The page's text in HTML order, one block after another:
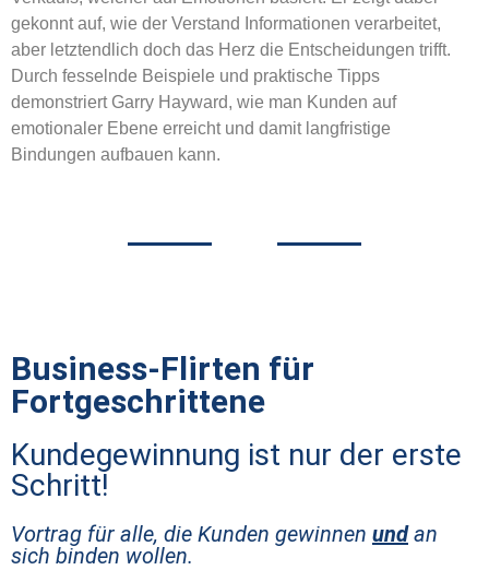
gekonnt auf, wie der Verstand Informationen verarbeitet,
aber letztendlich doch das Herz die Entscheidungen trifft.
Durch fesselnde Beispiele und praktische Tipps
demonstriert Garry Hayward, wie man Kunden auf
emotionaler Ebene erreicht und damit langfristige
Bindungen aufbauen kann.
Business-Flirten für
Fortgeschrittene
Kundegewinnung ist nur der erste
Schritt!
Vortrag für alle, die Kunden gewinnen undan
sich binden wollen.